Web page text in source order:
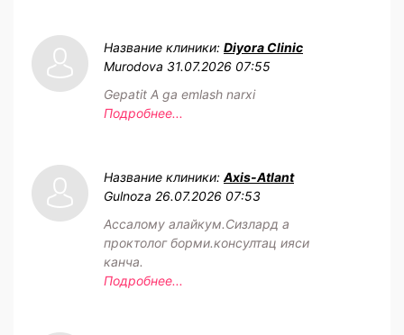
Название клиники: Diyora Clinic
Murodova 31.07.2026 07:55
Gepatit A ga emlash narxi
Подробнее...
Название клиники: Axis-Atlant
Gulnoza 26.07.2026 07:53
Ассалому алайкум.Сизлард а
проктолог борми.консултац ияси
канча.
Подробнее...